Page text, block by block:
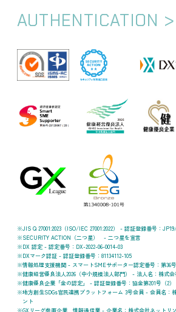
JIS Q 27001:2023（ISO/IEC 27001:2022） - 認証登録番号：
SECURITY ACTION（二つ星） - 二つ星を宣言
DX 認定 - 認定番号：DX-2022-06-0014-03
DXマーク認証 - 認証登録番号：81134112-105
情報処理支援機関 - スマートSMEサポーター認定番号：第36号
健康経営優良法人2026（中小規模法人部門） - 法人名：株式
健康優良企業「金の認定」 - 認証登録番号：協金第201号（2）
地方創生SDGs官民連携プラットフォーム 3号会員 - 会員名：
ント
AUTHENTICATION